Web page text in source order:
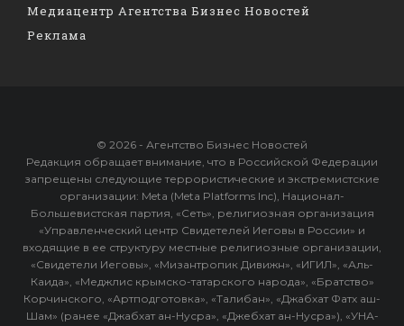
Медиацентр Агентства Бизнес Новостей
Реклама
© 2026 - Агентство Бизнес Новостей
Редакция обращает внимание, что в Российской Федерации
запрещены следующие террористические и экстремистские
организации: Meta (Meta Platforms Inc), Национал-
Большевистская партия, «Сеть», религиозная организация
«Управленческий центр Свидетелей Иеговы в России» и
входящие в ее структуру местные религиозные организации,
«Свидетели Иеговы», «Мизантропик Дивижн», «ИГИЛ», «Аль-
Каида», «Меджлис крымско-татарского народа», «Братство»
Корчинского, «Артподготовка», «Талибан», «Джабхат Фатх аш-
Шам» (ранее «Джабхат ан-Нусра», «Джебхат ан-Нусра»), «УНА-